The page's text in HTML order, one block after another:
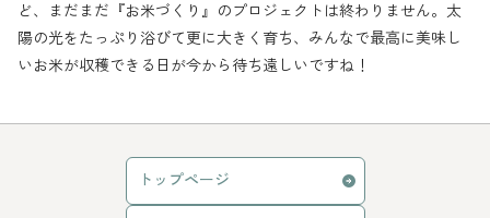
ど、まだまだ『お米づくり』のプロジェクトは終わりません。太
陽の光をたっぷり浴びて更に大きく育ち、みんなで最高に美味し
いお米が収穫できる日が今から待ち遠しいですね！
トップページ